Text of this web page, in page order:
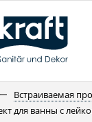
Встраиваемая
для ванны с